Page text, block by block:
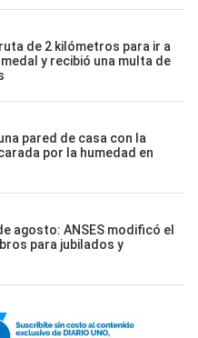
de 2 kilómetros para ir a
y recibió una multa de
pared de casa con la
por la humedad en
agosto: ANSES modificó el
para jubilados y